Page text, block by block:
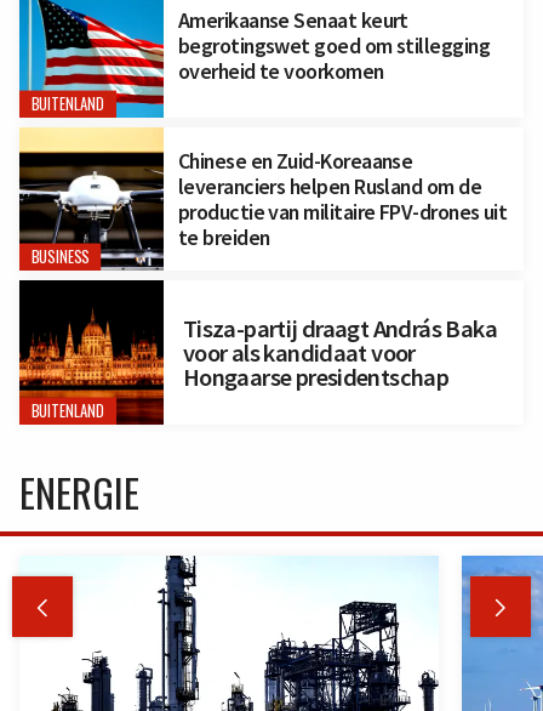
BUITENLAND
Amerikaanse Senaat keurt
begrotingswet goed om stillegging
overheid te voorkomen
BUSINESS
Chinese en Zuid-Koreaanse
leveranciers helpen Rusland om de
productie van militaire FPV-drones uit
te breiden
BUITENLAND
Tisza-partij draagt András Baka
voor als kandidaat voor
Hongaarse presidentschap
ENERGIE
 